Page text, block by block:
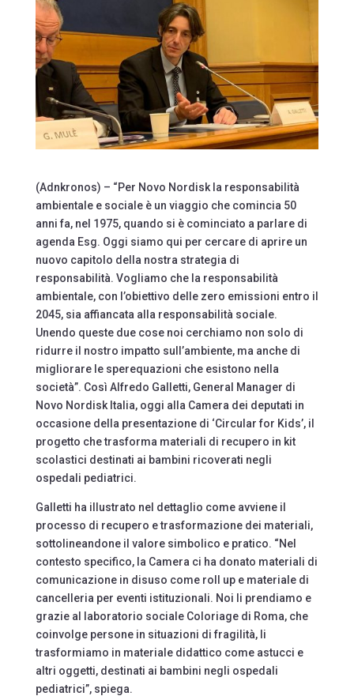
(Adnkronos) – “Per Novo Nordisk la responsabilità
ambientale e sociale è un viaggio che comincia 50
anni fa, nel 1975, quando si è cominciato a parlare di
agenda Esg. Oggi siamo qui per cercare di aprire un
nuovo capitolo della nostra strategia di
responsabilità. Vogliamo che la responsabilità
ambientale, con l’obiettivo delle zero emissioni entro il
2045, sia affiancata alla responsabilità sociale.
Unendo queste due cose noi cerchiamo non solo di
ridurre il nostro impatto sull’ambiente, ma anche di
migliorare le sperequazioni che esistono nella
società”. Così Alfredo Galletti, General Manager di
Novo Nordisk Italia, oggi alla Camera dei deputati in
occasione della presentazione di ‘Circular for Kids’, il
progetto che trasforma materiali di recupero in kit
scolastici destinati ai bambini ricoverati negli
ospedali pediatrici.
Galletti ha illustrato nel dettaglio come avviene il
processo di recupero e trasformazione dei materiali,
sottolineandone il valore simbolico e pratico. “Nel
contesto specifico, la Camera ci ha donato materiali di
comunicazione in disuso come roll up e materiale di
cancelleria per eventi istituzionali. Noi li prendiamo e
grazie al laboratorio sociale Coloriage di Roma, che
coinvolge persone in situazioni di fragilità, li
trasformiamo in materiale didattico come astucci e
altri oggetti, destinati ai bambini negli ospedali
pediatrici”, spiega.